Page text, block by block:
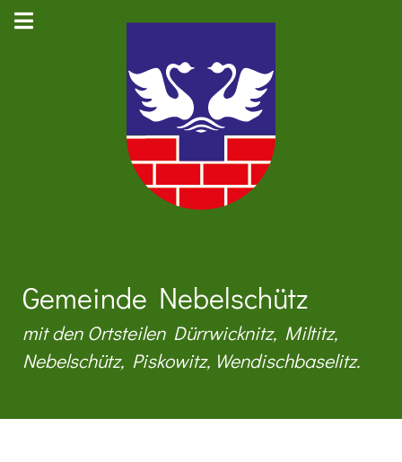
Gemeinde Nebelschütz
mit den Ortsteilen Dürrwicknitz, Miltitz,
Nebelschütz, Piskowitz, Wendischbaselitz.